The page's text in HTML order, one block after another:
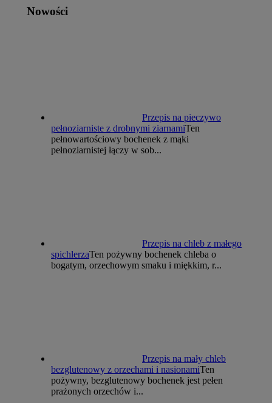
Nowości
Przepis na pieczywo
pełnoziarniste z drobnymi ziarnamiTen
pełnowartościowy bochenek z mąki
pełnoziarnistej łączy w sob...
Przepis na chleb z małego
spichlerzaTen pożywny bochenek chleba o
bogatym, orzechowym smaku i miękkim, r...
Przepis na mały chleb
bezglutenowy z orzechami i nasionamiTen
pożywny, bezglutenowy bochenek jest pełen
prażonych orzechów i...